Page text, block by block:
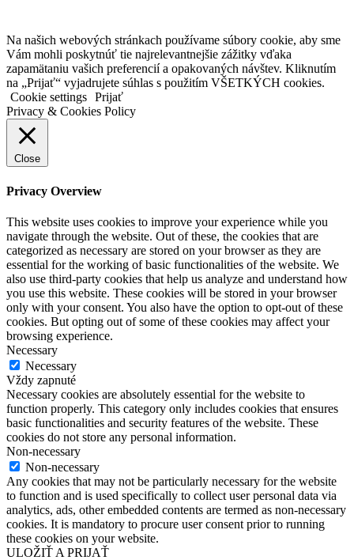
Na našich webových stránkach používame súbory cookie, aby sme
Vám mohli poskytnúť tie najrelevantnejšie zážitky vďaka
zapamätaniu vašich preferencií a opakovaných návštev. Kliknutím
na „Prijať“ vyjadrujete súhlas s použitím VŠETKÝCH cookies.
Cookie settings Prijať
Privacy & Cookies Policy
Close
Privacy Overview
This website uses cookies to improve your experience while you
navigate through the website. Out of these, the cookies that are
categorized as necessary are stored on your browser as they are
essential for the working of basic functionalities of the website. We
also use third-party cookies that help us analyze and understand how
you use this website. These cookies will be stored in your browser
only with your consent. You also have the option to opt-out of these
cookies. But opting out of some of these cookies may affect your
browsing experience.
Necessary
Necessary
Vždy zapnuté
Necessary cookies are absolutely essential for the website to
function properly. This category only includes cookies that ensures
basic functionalities and security features of the website. These
cookies do not store any personal information.
Non-necessary
Non-necessary
Any cookies that may not be particularly necessary for the website
to function and is used specifically to collect user personal data via
analytics, ads, other embedded contents are termed as non-necessary
cookies. It is mandatory to procure user consent prior to running
these cookies on your website.
ULOŽIŤ A PRIJAŤ